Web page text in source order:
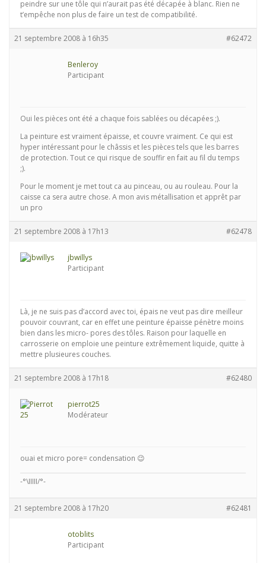
peindre sur une tôle qui n’aurait pas été décapée à blanc. Rien ne
t’empêche non plus de faire un test de compatibilité.
21 septembre 2008 à 16h35 #62472
Benleroy
Participant
Oui les pièces ont été a chaque fois sablées ou décapées ;).
La peinture est vraiment épaisse, et couvre vraiment. Ce qui est
hyper intéressant pour le châssis et les pièces tels que les barres
de protection. Tout ce qui risque de souffir en fait au fil du temps
;).
Pour le moment je met tout ca au pinceau, ou au rouleau. Pour la
caisse ca sera autre chose. A mon avis métallisation et apprêt par
un pro
21 septembre 2008 à 17h13 #62478
jbwillys
Participant
Là, je ne suis pas d’accord avec toi, épais ne veut pas dire meilleur
pouvoir couvrant, car en effet une peinture épaisse pénètre moins
bien dans les micro- pores des tôles. Raison pour laquelle en
carrosserie on emploie une peinture extrêmement liquide, quitte à
mettre plusieures couches.
21 septembre 2008 à 17h18 #62480
pierrot25
Modérateur
ouai et micro pore= condensation 😉
-°\IIIII/°-
21 septembre 2008 à 17h20 #62481
otoblits
Participant